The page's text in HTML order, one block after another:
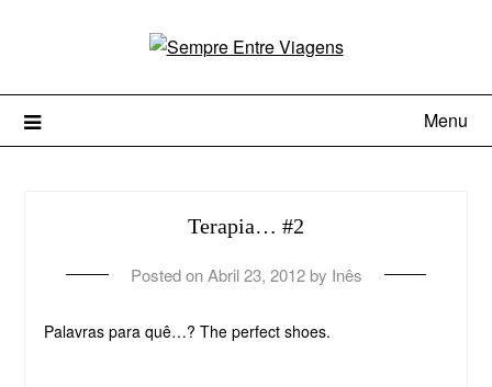
Menu
Terapia… #2
Posted onAbril 23, 2012by Inês
Palavras para quê…? The perfect shoes.